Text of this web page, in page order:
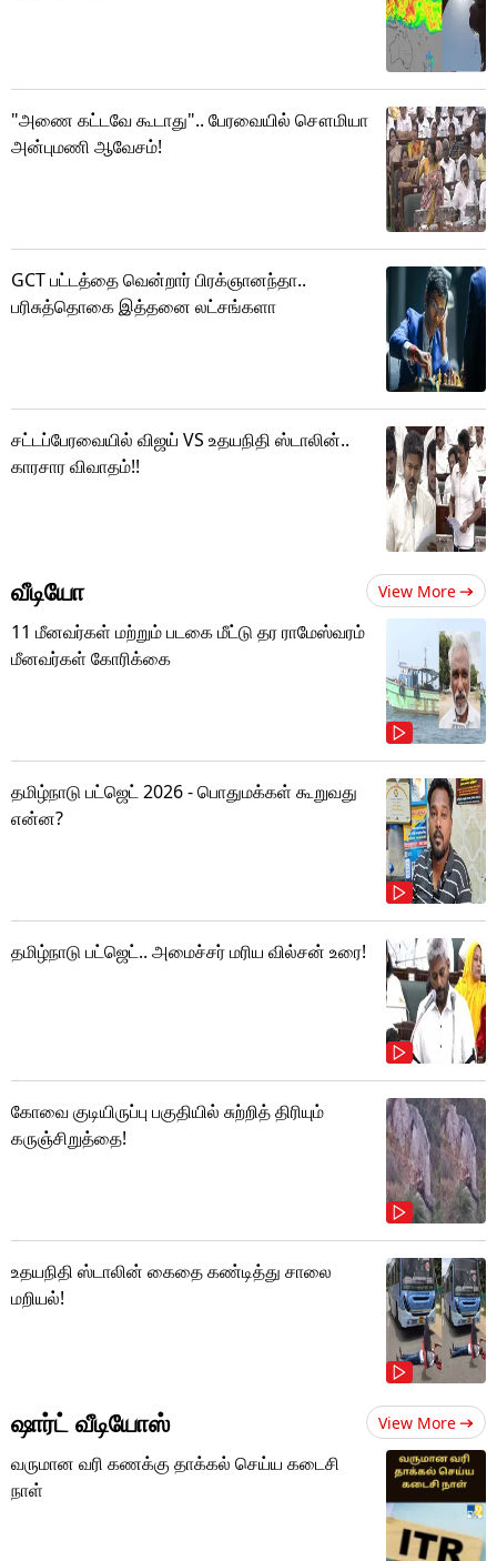
"அணை கட்டவே கூடாது".. பேரவையில் சௌமியா
அன்புமணி ஆவேசம்!
GCT பட்டத்தை வென்றார் பிரக்ஞானந்தா..
பரிசுத்தொகை இத்தனை லட்சங்களா
சட்டப்பேரவையில் விஜய் VS உதயநிதி ஸ்டாலின்..
காரசார விவாதம்!!
வீடியோ View More
11 மீனவர்கள் மற்றும் படகை மீட்டு தர ராமேஸ்வரம்
மீனவர்கள் கோரிக்கை
தமிழ்நாடு பட்ஜெட் 2026 - பொதுமக்கள் கூறுவது
என்ன?
தமிழ்நாடு பட்ஜெட்.. அமைச்சர் மரிய வில்சன் உரை!
கோவை குடியிருப்பு பகுதியில் சுற்றித் திரியும்
கருஞ்சிறுத்தை!
உதயநிதி ஸ்டாலின் கைதை கண்டித்து சாலை
மறியல்!
ஷார்ட் வீடியோஸ் View More
வருமான வரி கணக்கு தாக்கல் செய்ய கடைசி
நாள்